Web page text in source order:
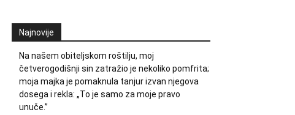
Najnovije
Na našem obiteljskom roštilju, moj
četverogodišnji sin zatražio je nekoliko pomfrita;
moja majka je pomaknula tanjur izvan njegova
dosega i rekla: „To je samo za moje pravo
unuče.”